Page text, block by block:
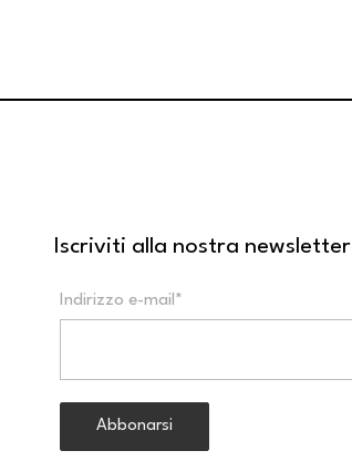
Iscriviti alla nostra newsletter
Indirizzo e-mail*